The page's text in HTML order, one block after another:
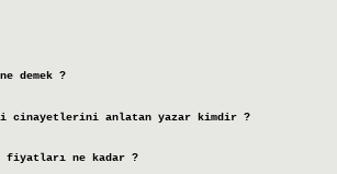
demek ?
cinayetlerini anlatan yazar kimdir ?
fiyatları ne kadar ?